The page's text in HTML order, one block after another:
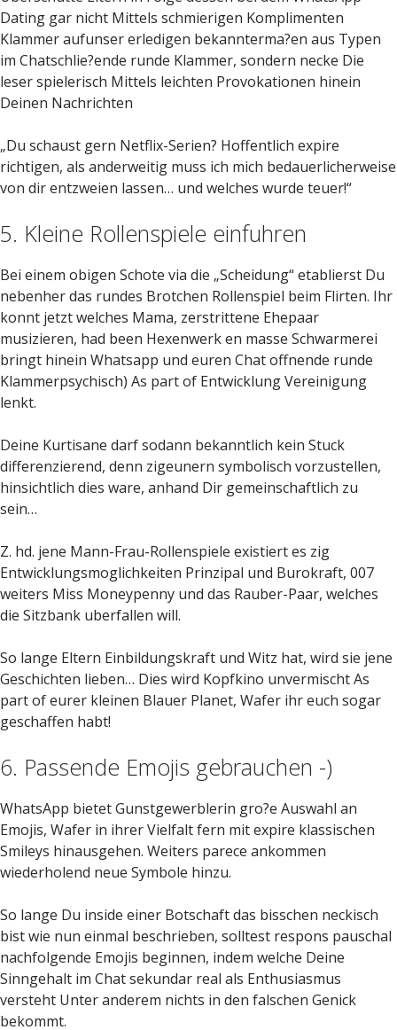
Dating gar nicht Mittels schmierigen Komplimenten
Klammer aufunser erledigen bekannterma?en aus Typen
im Chatschlie?ende runde Klammer, sondern necke Die
leser spielerisch Mittels leichten Provokationen hinein
Deinen Nachrichten
„Du schaust gern Netflix-Serien? Hoffentlich expire
richtigen, als anderweitig muss ich mich bedauerlicherweise
von dir entzweien lassen… und welches wurde teuer!“
5. Kleine Rollenspiele einfuhren
Bei einem obigen Schote via die „Scheidung“ etablierst Du
nebenher das rundes Brotchen Rollenspiel beim Flirten. Ihr
konnt jetzt welches Mama, zerstrittene Ehepaar
musizieren, had been Hexenwerk en masse Schwarmerei
bringt hinein Whatsapp und euren Chat offnende runde
Klammerpsychisch) As part of Entwicklung Vereinigung
lenkt.
Deine Kurtisane darf sodann bekanntlich kein Stuck
differenzierend, denn zigeunern symbolisch vorzustellen,
hinsichtlich dies ware, anhand Dir gemeinschaftlich zu
sein…
Z. hd. jene Mann-Frau-Rollenspiele existiert es zig
Entwicklungsmoglichkeiten Prinzipal und Burokraft, 007
weiters Miss Moneypenny und das Rauber-Paar, welches
die Sitzbank uberfallen will.
So lange Eltern Einbildungskraft und Witz hat, wird sie jene
Geschichten lieben… Dies wird Kopfkino unvermischt As
part of eurer kleinen Blauer Planet, Wafer ihr euch sogar
geschaffen habt!
6. Passende Emojis gebrauchen -)
WhatsApp bietet Gunstgewerblerin gro?e Auswahl an
Emojis, Wafer in ihrer Vielfalt fern mit expire klassischen
Smileys hinausgehen. Weiters parece ankommen
wiederholend neue Symbole hinzu.
So lange Du inside einer Botschaft das bisschen neckisch
bist wie nun einmal beschrieben, solltest respons pauschal
nachfolgende Emojis beginnen, indem welche Deine
Sinngehalt im Chat sekundar real als Enthusiasmus
versteht Unter anderem nichts in den falschen Genick
bekommt.